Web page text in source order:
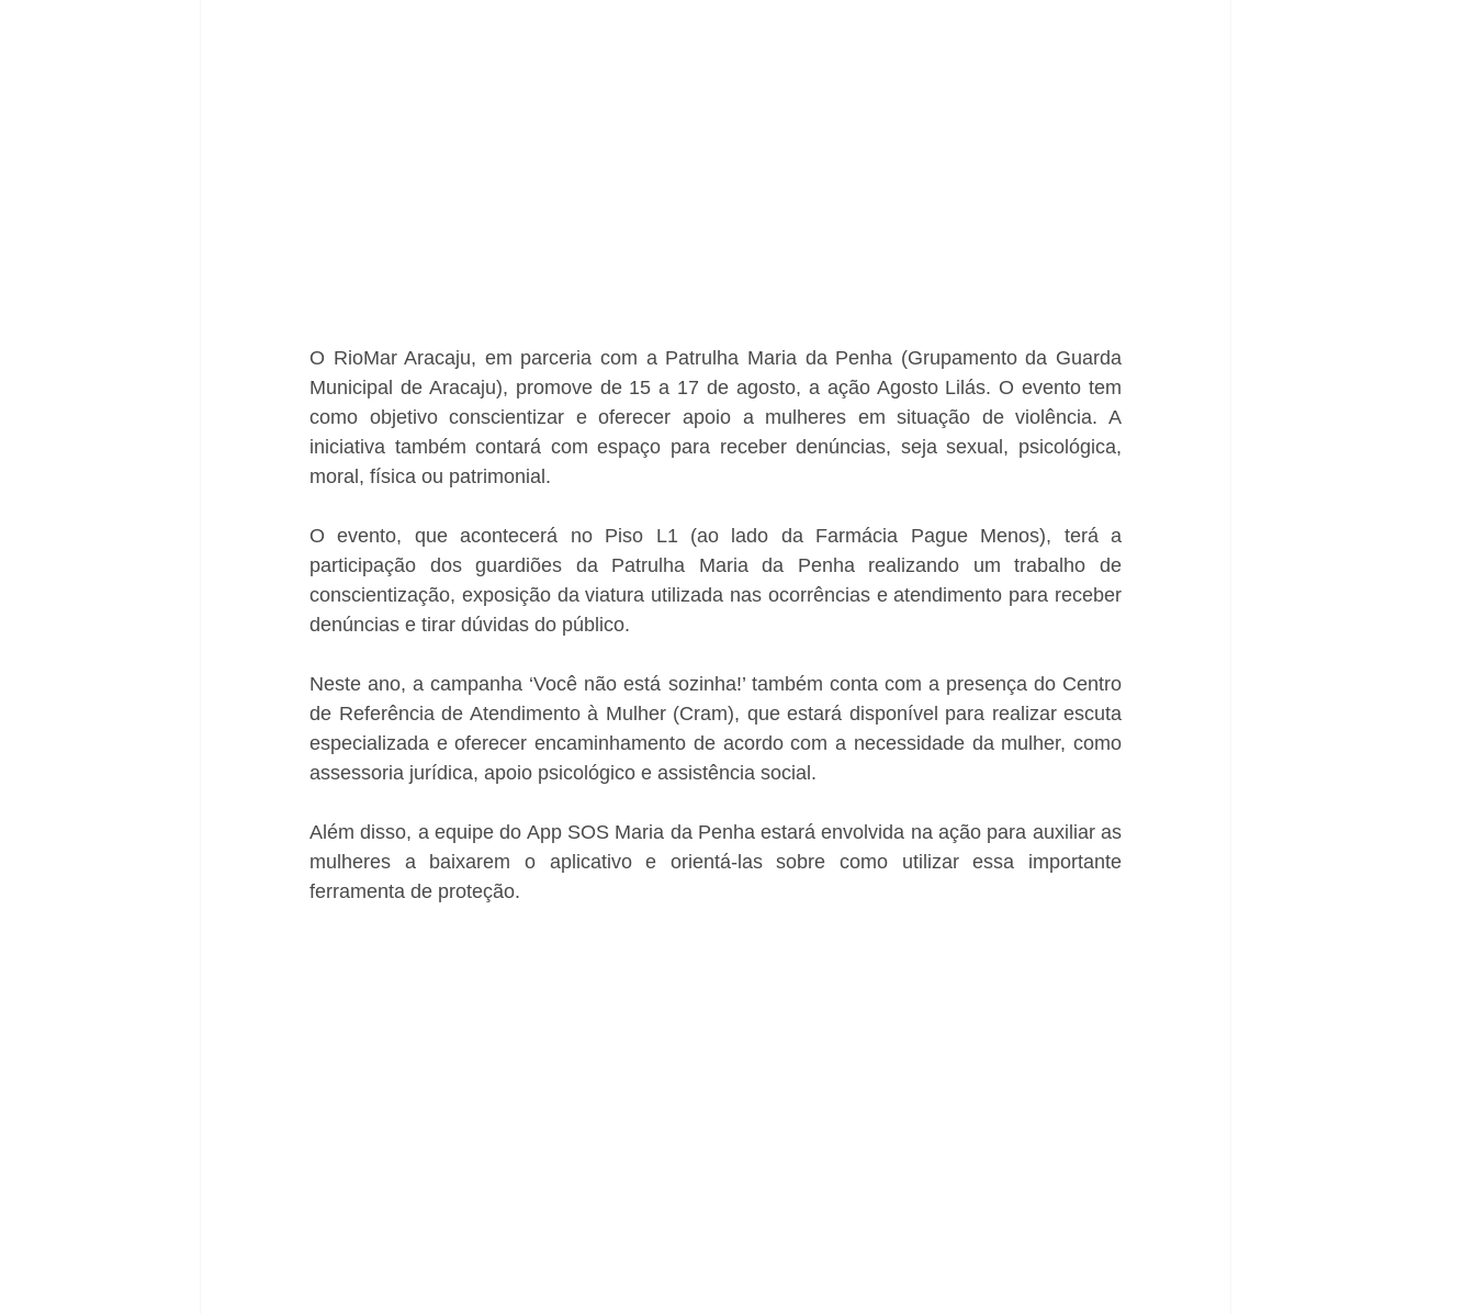
O RioMar Aracaju, em parceria com a Patrulha Maria da Penha (Grupamento da Guarda
Municipal de Aracaju), promove de 15 a 17 de agosto, a ação Agosto Lilás. O evento tem
como objetivo conscientizar e oferecer apoio a mulheres em situação de violência. A
iniciativa também contará com espaço para receber denúncias, seja sexual, psicológica,
moral, física ou patrimonial.
O evento, que acontecerá no Piso L1 (ao lado da Farmácia Pague Menos), terá a
participação dos guardiões da Patrulha Maria da Penha realizando um trabalho de
conscientização, exposição da viatura utilizada nas ocorrências e atendimento para receber
denúncias e tirar dúvidas do público.
Neste ano, a campanha ‘Você não está sozinha!’ também conta com a presença do Centro
de Referência de Atendimento à Mulher (Cram), que estará disponível para realizar escuta
especializada e oferecer encaminhamento de acordo com a necessidade da mulher, como
assessoria jurídica, apoio psicológico e assistência social.
Além disso, a equipe do App SOS Maria da Penha estará envolvida na ação para auxiliar as
mulheres a baixarem o aplicativo e orientá-las sobre como utilizar essa importante
ferramenta de proteção.